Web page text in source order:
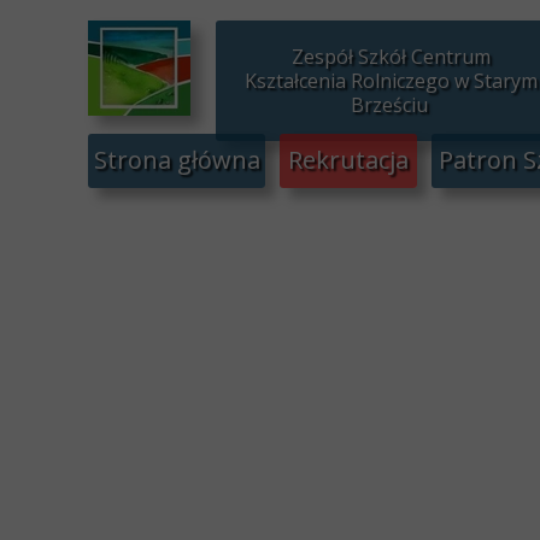
Rekrutacja
Strona główna Patron
Zespół Szkół Centrum
Kształcenia Rolniczego w Starym
Brześciu